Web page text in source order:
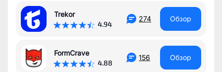
Trekor
4.94
274 Обзор
FormCrave
4.88
156 Обзор